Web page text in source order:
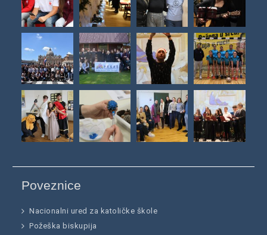
Poveznice
Nacionalni ured za katoličke škole
Požeška biskupija